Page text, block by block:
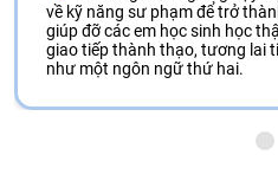
về kỹ năng sư phạm để trở
giúp đỡ các em học sinh học
giao tiếp thành thạo, tương lai
như một ngôn ngữ thứ hai.